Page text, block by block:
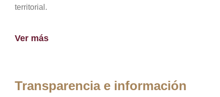
territorial.
Ver más
Transparencia e información